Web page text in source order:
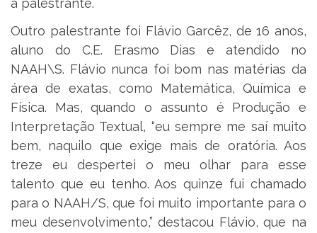
a palestrante.
Outro palestrante foi Flávio Garcêz, de 16 anos,
aluno do C.E. Erasmo Dias e atendido no
NAAH\S. Flávio nunca foi bom nas matérias da
área de exatas, como Matemática, Química e
Física. Mas, quando o assunto é Produção e
Interpretação Textual, “eu sempre me saí muito
bem, naquilo que exige mais de oratória. Aos
treze eu despertei o meu olhar para esse
talento que eu tenho. Aos quinze fui chamado
para o NAAH/S, que foi muito importante para o
meu desenvolvimento,” destacou Flávio, que na